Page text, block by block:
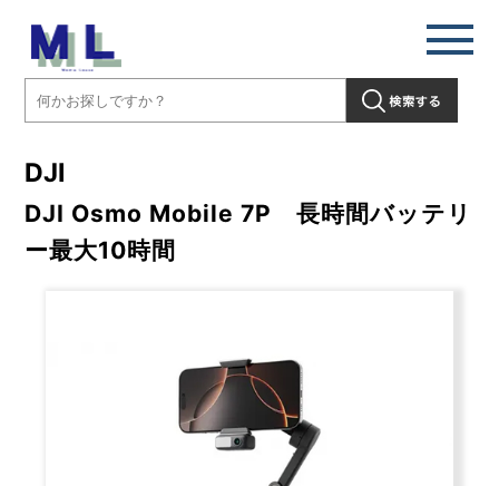
DJI
DJI Osmo Mobile 7P 長時間バッテリ
ー最大10時間